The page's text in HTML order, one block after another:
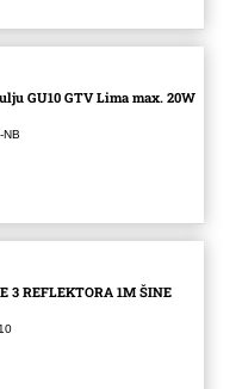
GU10 GTV Lima max. 20W
NB
3 REFLEKTORA 1M ŠINE